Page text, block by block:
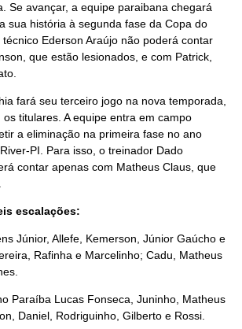
Se avançar, a equipe paraibana chegará
sua história à segunda fase da Copa do
Ederson Araújo não poderá contar
que estão lesionados, e com Patrick,
fará seu terceiro jogo na nova temporada,
titulares. A equipe entra em campo
a eliminação na primeira fase no ano
PI. Para isso, o treinador Dado
contar apenas com Matheus Claus, que
escalações:
Júnior, Allefe, Kemerson, Júnior Gaúcho e
Rafinha e Marcelinho; Cadu, Matheus
Paraíba Lucas Fonseca, Juninho, Matheus
Daniel, Rodriguinho, Gilberto e Rossi.